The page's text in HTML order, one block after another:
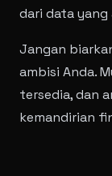
dari data yang
Jangan
ambisi Anda.
tersedia, dan
kemandirian